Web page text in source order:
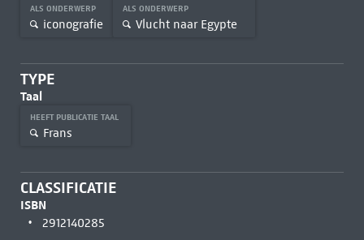
ALS ONDERWERP
iconografie
ALS ONDERWERP
Vlucht naar Egypte
TYPE
Taal
HEEFT PUBLICATIE TAAL
Frans
CLASSIFICATIE
ISBN
2912140285